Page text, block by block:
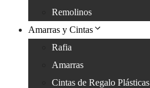
Remolinos
Amarras y Cintas
Rafia
Amarras
Cintas de Regalo Plásticas